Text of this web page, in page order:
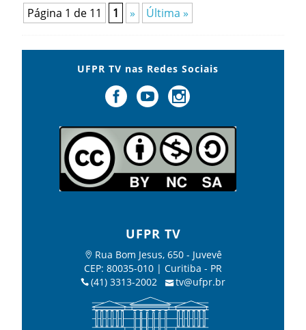
Página 1 de 11 1 » Última »
UFPR TV nas Redes Sociais
UFPR TV
Rua Bom Jesus, 650 - Juvevê
CEP: 80035-010 | Curitiba - PR
(41) 3313-2002
tv@ufpr.br